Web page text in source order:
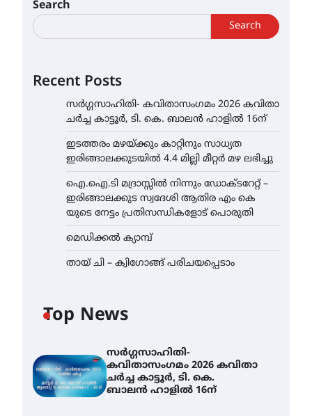
Search
Search
Recent Posts
സർഗ്ഗസാഹിതി- കവിതാസംഗമം 2026 കവിതാ
ചർച്ച കാട്ടൂർ, ടി. കെ. ബാലൻ ഹാളിൽ 16ന്
ഇടത്തരം മഴയ്ക്കും കാറ്റിനും സാധ്യത
ഇരിങ്ങാലക്കുടയിൽ 4.4 മില്ലി മീറ്റർ മഴ ലഭിച്ചു
ഐ.ഐ.ടി മദ്രാസ്സിൽ നിന്നും ഡോക്ടറേറ്റ് –
ഇരിങ്ങാലക്കുട സ്വദേശി ആതിര എം കെ
യുടെ നേട്ടം പ്രതിസന്ധികളോട് പൊരുതി
മെഡിക്കൽ ക്യാമ്പ്
തായ് ചി – ക്വിഗോങ്ങ് പരിചയപ്പെടാം
Top News
സർഗ്ഗസാഹിതി-
കവിതാസംഗമം 2026 കവിതാ
ചർച്ച കാട്ടൂർ, ടി. കെ.
ബാലൻ ഹാളിൽ 16ന്